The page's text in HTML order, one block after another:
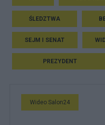
ŚLEDZTWA
SEJM I SENAT
PREZYDENT
Wideo Salon24